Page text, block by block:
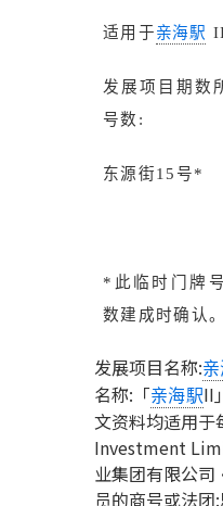
适用于亲海駅
发展项目期数
号数 :
东源街15 号*
* 此临时门牌
数建成时确认。
发展项目名称:
名称:「亲海駅II
文资料均适用
Investment
业集团有限公
员的商号或法